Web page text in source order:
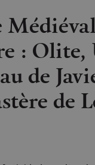
: Olite,
de
de